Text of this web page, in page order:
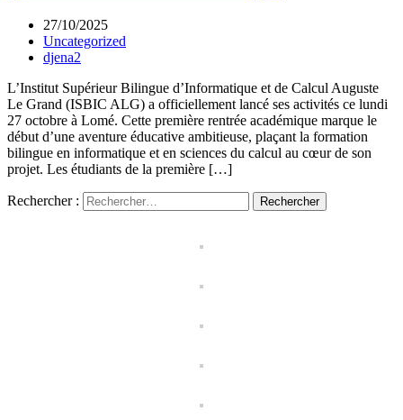
27/10/2025
Uncategorized
djena2
L’Institut Supérieur Bilingue d’Informatique et de Calcul Auguste
Le Grand (ISBIC ALG) a officiellement lancé ses activités ce lundi
27 octobre à Lomé. Cette première rentrée académique marque le
début d’une aventure éducative ambitieuse, plaçant la formation
bilingue en informatique et en sciences du calcul au cœur de son
projet. Les étudiants de la première […]
Rechercher :